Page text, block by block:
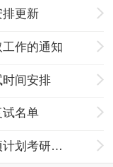
排更新
作的通知
时间安排
试名单
2016年河北工业大学大学生士兵专项计划考研复试名单